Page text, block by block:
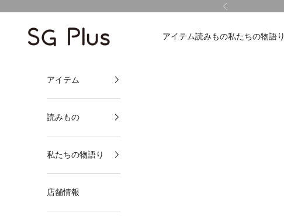
前へ
SG Plus アイテム読みもの私たちの物語り
アイテム
読みもの
私たちの物語り
店舗情報